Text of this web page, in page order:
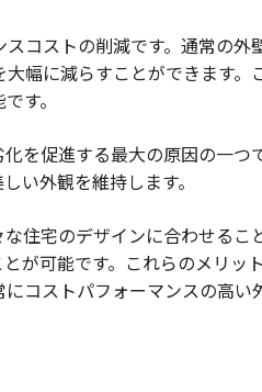
コストの削減です。通常の外
幅に減らすことができます。
す。
を促進する最大の原因の一つ
い外観を維持します。
住宅のデザインに合わせるこ
が可能です。これらのメリット
コストパフォーマンスの高い